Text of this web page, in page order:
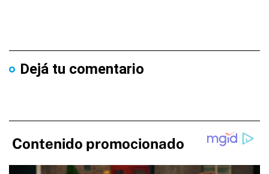
Dejá tu comentario